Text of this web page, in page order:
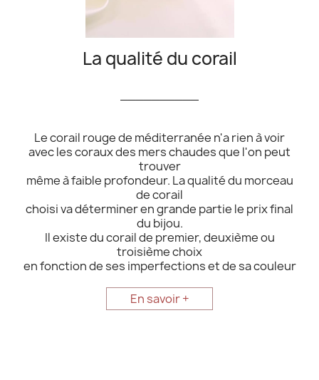
La qualité du corail
Le corail rouge de méditerranée n'a rien à voir
avec les coraux des mers chaudes que l'on peut
trouver
même à faible profondeur. La qualité du morceau
de corail
choisi va déterminer en grande partie le prix final
du bijou.
Il existe du corail de premier, deuxième ou
troisième choix
en fonction de ses imperfections et de sa couleur
En savoir +